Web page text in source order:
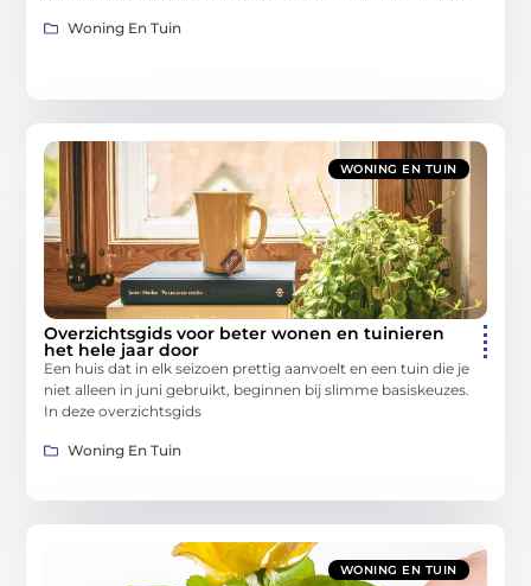
Woning En Tuin
WONING EN TUIN
Overzichtsgids voor beter wonen en tuinieren
het hele jaar door
Een huis dat in elk seizoen prettig aanvoelt en een tuin die je
niet alleen in juni gebruikt, beginnen bij slimme basiskeuzes.
In deze overzichtsgids
Woning En Tuin
WONING EN TUIN